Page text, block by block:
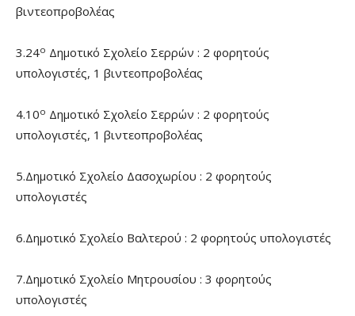
βιντεοπροβολέας
3.24ο Δημοτικό Σχολείο Σερρών : 2 φορητούς
υπολογιστές, 1 βιντεοπροβολέας
4.10ο Δημοτικό Σχολείο Σερρών : 2 φορητούς
υπολογιστές, 1 βιντεοπροβολέας
5.Δημοτικό Σχολείο Δασοχωρίου : 2 φορητούς
υπολογιστές
6.Δημοτικό Σχολείο Βαλτερού : 2 φορητούς υπολογιστές
7.Δημοτικό Σχολείο Μητρουσίου : 3 φορητούς
υπολογιστές